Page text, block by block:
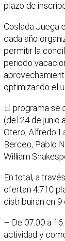
plazo de
Coslada Juega
cada año
permitir la
periodo
optimizando el
El programa se
(del 24 de junio
Otero, Alfredo
Berceo, Pablo
William
En total, a
ofertan 4.710
distribuirán en
– De 07.00 a
actividad y